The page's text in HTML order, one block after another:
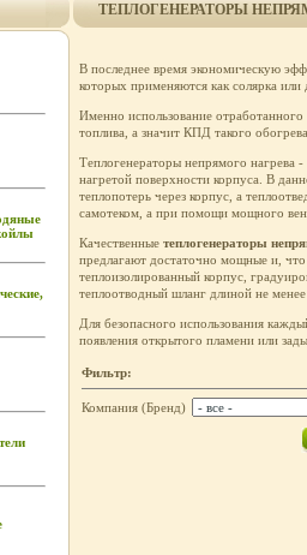
ТЕПЛОГЕНЕРАТОРЫ
В последнее время экономическую
которых применяются как солярка или
Именно использование
топлива, а значит КПД такого
Теплогенераторы непрямого нагрева
нагретой поверхности корпуса. В
теплопотерь через корпус, а
самотеком, а при помощи мощного
Качественные теплогенераторы
предлагают достаточно мощные и,
теплоизолированный корпус,
теплоотводный шланг длиной не
Для безопасного использования
появления открытого пламени или
Фильтр:
Компания (Бренд)